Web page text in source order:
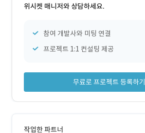
위시켓 매니저와 상담하세요.
참여 개발사와 미팅 연결
프로젝트 1:1 컨설팅 제공
무료로 프로젝트 등록하기
작업한 파트너